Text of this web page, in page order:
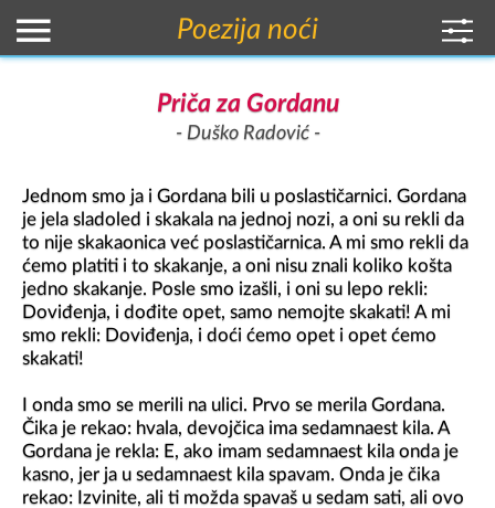
Poezija noći
Priča za Gordanu
Duško Radović
Jednom smo ja i Gordana bili u poslastičarnici. Gordana
je jela sladoled i skakala na jednoj nozi, a oni su rekli da
to nije skakaonica već poslastičarnica. A mi smo rekli da
ćemo platiti i to skakanje, a oni nisu znali koliko košta
jedno skakanje. Posle smo izašli, i oni su lepo rekli:
Doviđenja, i dođite opet, samo nemojte skakati! A mi
smo rekli: Doviđenja, i doći ćemo opet i opet ćemo
skakati!
I onda smo se merili na ulici. Prvo se merila Gordana.
Čika je rekao: hvala, devojčica ima sedamnaest kila. A
Gordana je rekla: E, ako imam sedamnaest kila onda je
kasno, jer ja u sedamnaest kila spavam. Onda je čika
rekao: Izvinite, ali ti možda spavaš u sedam sati, ali ovo